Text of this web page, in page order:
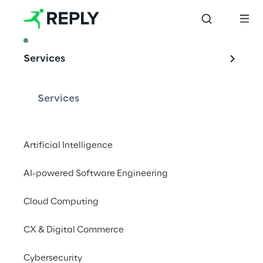
Services
Services
Artificial Intelligence
AI-powered Software Engineering
Cloud Computing
CX & Digital Commerce
Cybersecurity
Le double visage
de l'intelligence
matière de
données et de
confidentialité